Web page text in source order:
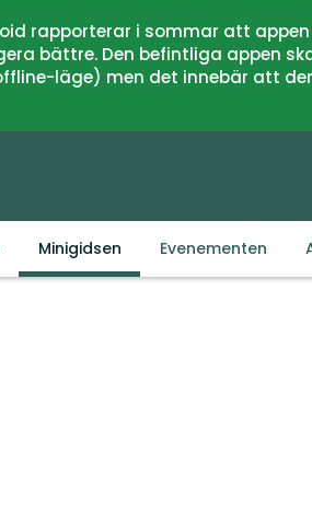
rapporterar i sommar att
bättre. Den befintliga appen
läge) men det innebär att
Minigidsen Evenementen